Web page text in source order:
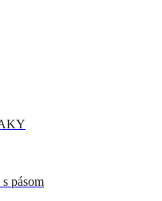
pásom